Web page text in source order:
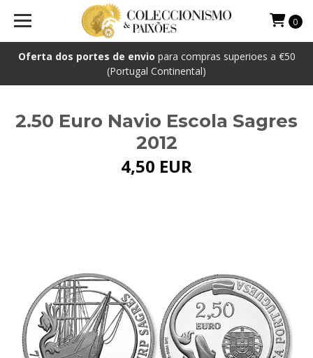
Oferta dos portes de envio para compras superioes a €50
(Portugal Continental)
0
2.50 Euro Navio Escola Sagres
2012
4,50 EUR